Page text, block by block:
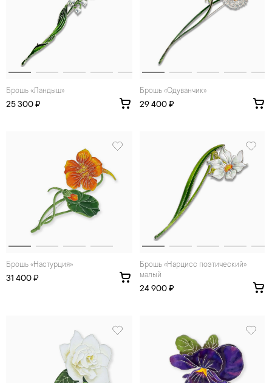
Брошь «Ландыш»
25 300 ₽
Брошь «Одуванчик»
29 400 ₽
Брошь «Настурция»
31 400 ₽
Брошь «Нарцисс поэтический»
малый
24 900 ₽